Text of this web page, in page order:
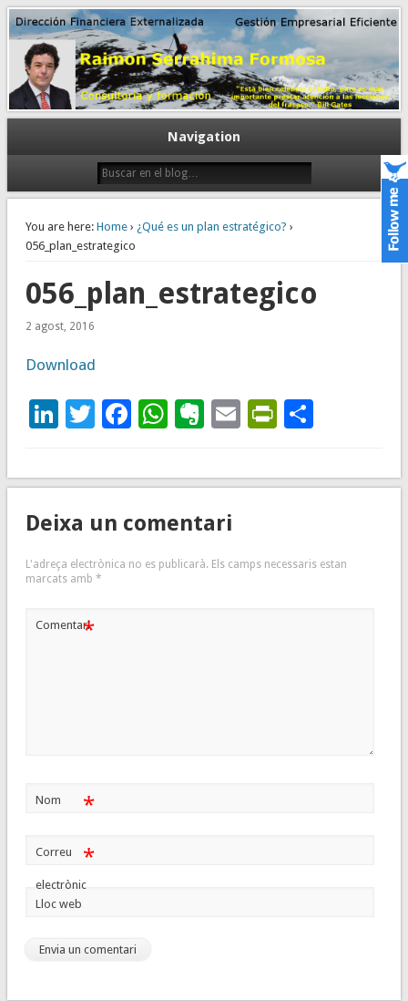
Dirección financiera de la PyME
Gestión empresarial eficiente. Dirección financiera externalizada.
Navigation
You are here: Home› ¿Qué es un plan estratégico? ›
056_plan_estrategico
056_plan_estrategico
2 agost, 2016
Download
LinkedIn
Twitter
Facebook
WhatsApp
Evernote
Email
Deixa un comentari
L'adreça electrònica no es publicarà. Els camps necessaris estan
marcats amb *
Comentari*
Nom *
Correu
electrònic
*
Lloc web